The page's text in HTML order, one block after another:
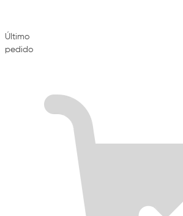
Último
pedido